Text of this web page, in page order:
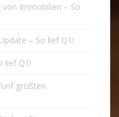
von Immobilien – So
– So lief Q1!
lief Q1!
größten